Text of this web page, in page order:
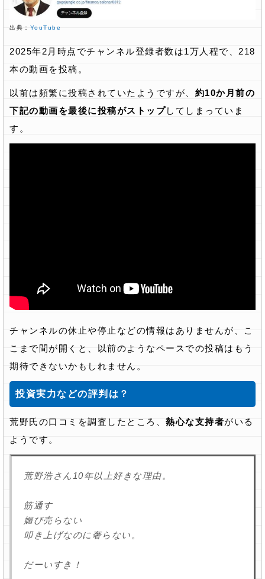
出典： YouTube
2025年2月時点でチャンネル登録者数は1万人程で、218
本の動画を投稿。
以前は頻繁に投稿されていたようですが、 約10か月前の
下記の動画を最後に投稿がストップしてしまっていま
す。
チャンネルの休止や停止などの情報はありませんが、こ
こまで間が開くと、以前のようなペースでの投稿はもう
期待できないかもしれません。
投資実力などの評判は？
荒野氏の口コミを調査したところ、 熱心な支持者がいる
ようです。
荒野浩さん10年以上好きな理由。
筋通す
媚び売らない
叩き上げなのに奢らない。
だーいすき！